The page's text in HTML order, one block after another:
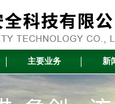
主要业务 新